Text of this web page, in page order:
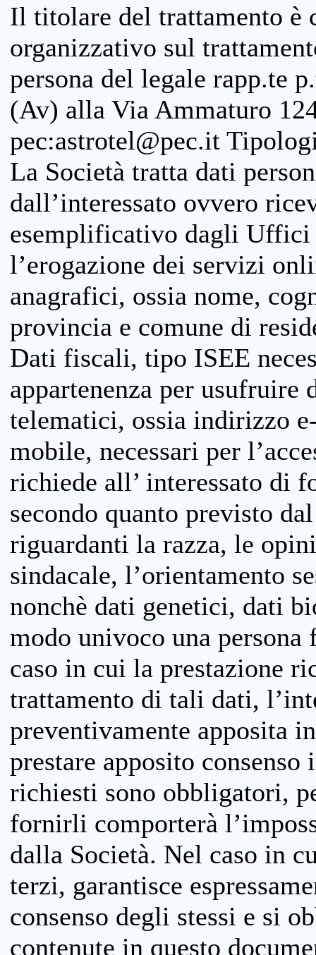
Il titolare del trattamento è
organizzativo sul
persona del legale rapp.te
(Av) alla Via Ammaturo
pec:astrotel@pec.it
La Società tratta dati
dall’interessato ovvero
esemplificativo dagli
l’erogazione dei servizi
anagrafici, ossia nome,
provincia e comune di
Dati fiscali, tipo ISEE
appartenenza per
telematici, ossia indirizzo
mobile, necessari per
richiede all’ interessato di
secondo quanto previsto
riguardanti la razza, le
sindacale, l’orientamento
nonchè dati genetici, dati
modo univoco una
caso in cui la prestazione
trattamento di tali dati,
preventivamente apposita
prestare apposito
richiesti sono obbligatori,
fornirli comporterà
dalla Società. Nel caso in
terzi, garantisce
consenso degli stessi e si
contenute in questo